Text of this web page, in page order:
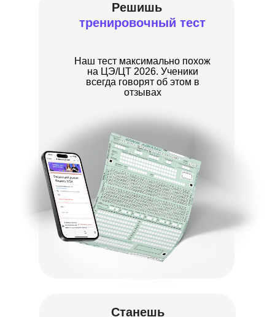
Решишь
тренировочный тест
Наш тест максимально похож
на ЦЭ/ЦТ 2026. Ученики
всегда говорят об этом в
отзывах
Станешь